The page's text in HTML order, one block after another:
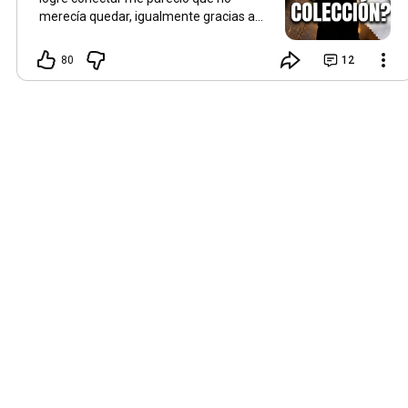
merecía quedar, igualmente gracias a
aguante hasta el final.
80 12